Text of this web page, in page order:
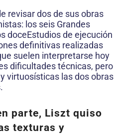
revisar dos de sus obras
los seis Grandes
doceEstudios de ejecución
definitivas realizadas
suelen interpretarse hoy
dificultades técnicas, pero
virtuosísticas las dos obras
parte, Liszt quiso
texturas y